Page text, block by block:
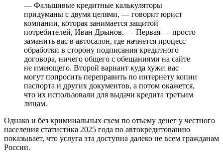
— Фальшивые кредитные калькуляторы
придуманы с двумя целями, — говорит юрист
компании, которая занимается защитой
потребителей, Иван Дрынов. — Первая — просто
заманить вас в автосалон, где начнется процесс
обработки в сторону подписания кредитного
договора, ничего общего с обещаниями на сайте
не имеющего. Второй вариант куда хуже: вас
могут попросить переправить по интернету копии
паспорта и других документов, а потом окажется,
что их использовали для выдачи кредита третьим
лицам.
Однако и без криминальных схем по отъему денег у честного
населения статистика 2025 года по автокредитованию
показывает, что услуга эта доступна далеко не всем гражданам
России.